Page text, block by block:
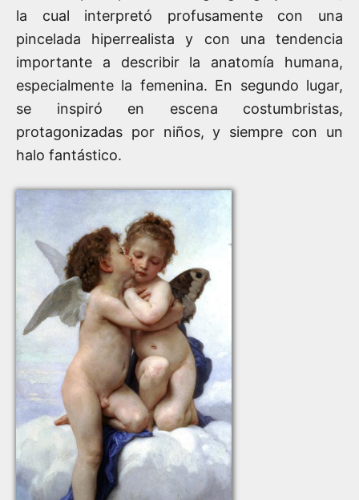
la cual interpretó profusamente con una
pincelada hiperrealista y con una tendencia
importante a describir la anatomía humana,
especialmente la femenina. En segundo lugar,
se inspiró en escena costumbristas,
protagonizadas por niños, y siempre con un
halo fantástico.